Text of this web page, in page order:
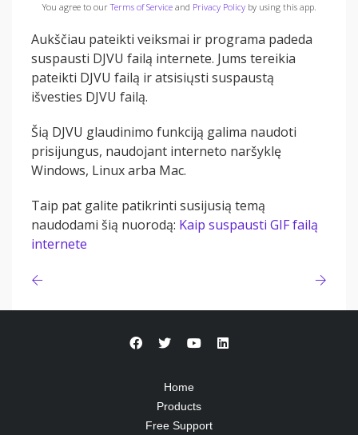
You agree to ourTerms of Serviceand Privacy Policyby using this app.
Aukščiau pateikti veiksmai ir programa padeda
suspausti DJVU failą internete. Jums tereikia
pateikti DJVU failą ir atsisiųsti suspaustą
išvesties DJVU failą.
Šią DJVU glaudinimo funkciją galima naudoti
prisijungus, naudojant interneto naršyklę
Windows, Linux arba Mac.
Taip pat galite patikrinti susijusią temą
naudodami šią nuorodą: Kaip suspausti GIF failą
internete
Home
Products
Free Support